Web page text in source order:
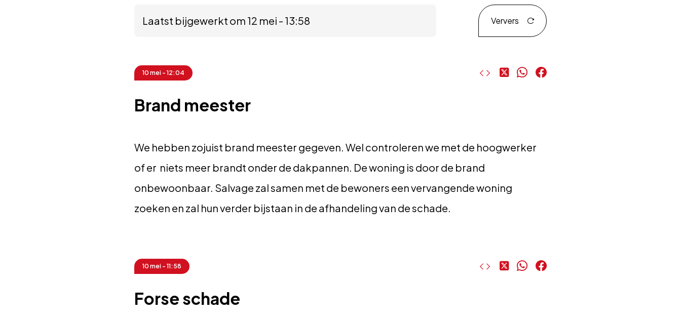
Laatst bijgewerkt om 12 mei - 13:58 Ververs
10 mei - 12:04 DeelDeelDeel
Brand meester
We hebben zojuist brand meester gegeven. Wel controleren we met de hoogwerker
of er niets meer brandt onder de dakpannen. De woning is door de brand
onbewoonbaar. Salvage zal samen met de bewoners een vervangende woning
zoeken en zal hun verder bijstaan in de afhandeling van de schade.
10 mei - 11:58 DeelDeelDeel
Forse schade